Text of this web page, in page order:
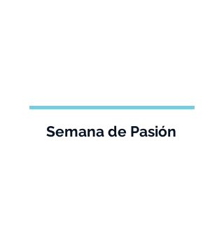
Semana de Pasión